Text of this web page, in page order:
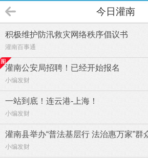
今日灌南
积极维护防汛救灾网络秩序倡议书
灌南百事通
灌南公安局招聘！已经开始报名
小编发财
一站到底！连云港-上海！
小编发财
灌南县举办“普法基层行 法治惠万家”群
小编发财